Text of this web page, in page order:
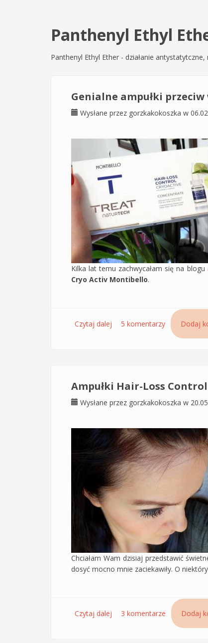
Panthenyl Ethyl
Panthenyl Ethyl Ether - działanie
Genialne ampułki
Wysłane przez gorzkakokoszka w
Kilka lat temu zachwycałam się na blogu
Cryo Activ Montibello.
Czytaj dalej wpis Genialne ampułki
5 komentarzy Dodaj
Ampułki Hair-Loss
Wysłane przez gorzkakokoszka w
Chciałam Wam dzisiaj przedstawić
dosyć mocno mnie zaciekawiły. O
Czytaj dalej wpis Ampułki Hair-Loss
3 komentarze Dodaj